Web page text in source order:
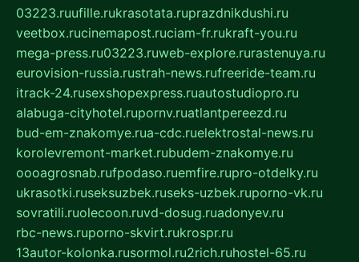
03223.ruufille.rukrasotata.ruprazdnikdushi.ru
veetbox.rucinemapost.ruciam-fr.rukraft-you.ru
mega-press.ru03223.ruweb-explore.rurastenuya.ru
eurovision-russia.rustrah-news.rufreeride-team.ru
itrack-24.rusexshopexpress.ruautostudiopro.ru
alabuga-cityhotel.rupornv.ruatlantpereezd.ru
bud-em-znakomye.rua-cdc.ruelektrostal-news.ru
korolevremont-market.rubudem-znakomye.ru
oooagrosnab.rufpodaso.ruemfire.rupro-otdelky.ru
ukrasotki.ruseksuzbek.ruseks-uzbek.ruporno-vk.ru
sovratili.ruolecoon.ruvd-dosug.ruadonyev.ru
rbc-news.ruporno-skvirt.rukrospr.ru
13autor-kolonka.rusormol.ru2rich.ruhostel-65.ru